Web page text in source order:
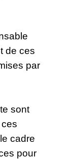
de ces
par
sont
cadre
pour